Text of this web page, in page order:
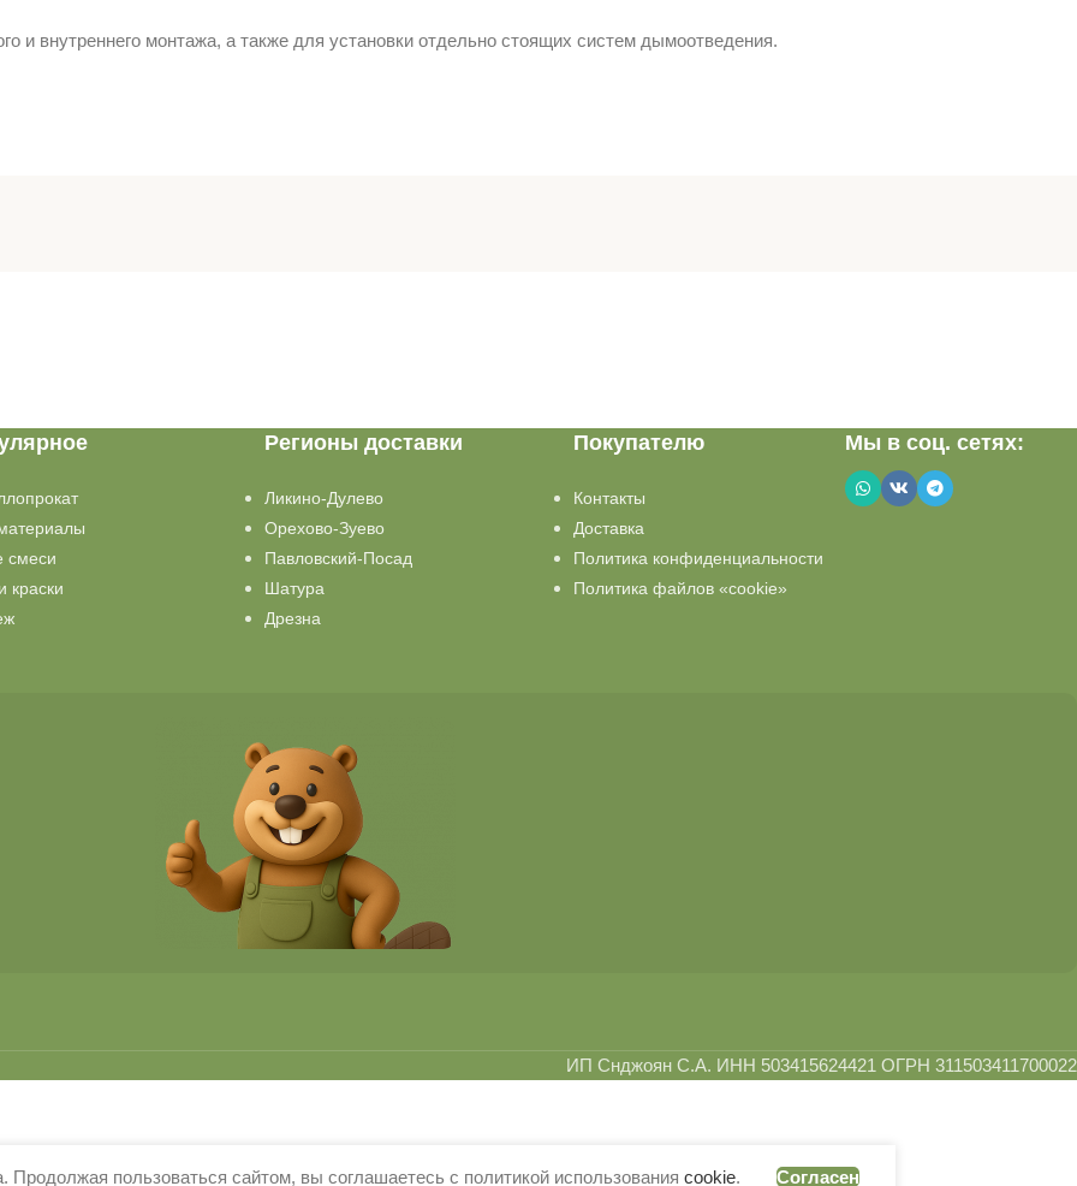
и внутреннего монтажа, а также для установки отдельно стоящих систем дымоотведения.
смеси
краски
Регионы доставки
Ликино-Дулево
Орехово-Зуево
Павловский-Посад
Шатура
Дрезна
Покупателю
Контакты
Доставка
Политика конфиденциальности
Политика файлов «cookie»
Мы в соц. сетях:
ИП Снджоян С.А. ИНН 503415624421 ОГРН 311503411700022
пользоваться сайтом, вы соглашаетесь с политикой использования cookie. Согласен